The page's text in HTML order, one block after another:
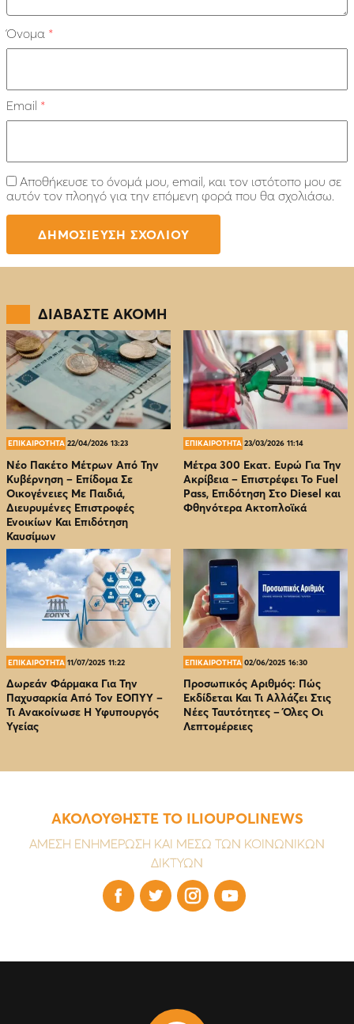
Όνομα *
Email *
Αποθήκευσε το όνομά μου, email, και τον ιστότοπο μου σε
αυτόν τον πλοηγό για την επόμενη φορά που θα σχολιάσω.
ΔΙΑΒΑΣΤΕ ΑΚΟΜΗ
ΕΠΙΚΑΙΡΟΤΗΤΑ 22/04/2026 13:23
Νέο Πακέτο Μέτρων Από Την
Κυβέρνηση – Επίδομα Σε
Οικογένειες Με Παιδιά,
Διευρυμένες Επιστροφές
Ενοικίων Και Επιδότηση
Καυσίμων
ΕΠΙΚΑΙΡΟΤΗΤΑ 23/03/2026 11:14
Μέτρα 300 Εκατ. Ευρώ Για Την
Ακρίβεια – Επιστρέφει Το Fuel
Pass, Επιδότηση Στο Diesel και
Φθηνότερα Ακτοπλοϊκά
ΕΠΙΚΑΙΡΟΤΗΤΑ 11/07/2025 11:22
Δωρεάν Φάρμακα Για Την
Παχυσαρκία Από Τον EOΠΥΥ –
Τι Ανακοίνωσε Η Υφυπουργός
Υγείας
ΕΠΙΚΑΙΡΟΤΗΤΑ 02/06/2025 16:30
Προσωπικός Αριθμός: Πώς
Εκδίδεται Και Τι Αλλάζει Στις
Νέες Ταυτότητες – Όλες Οι
Λεπτομέρειες
ΑΚΟΛΟΥΘΗΣΤΕ ΤΟ ILIOUPOLINEWS
ΑΜΕΣΗ ΕΝΗΜΕΡΩΣΗ ΚΑΙ ΜΕΣΩ ΤΩΝ ΚΟΙΝΩΝΙΚΩΝ
ΔΙΚΤΥΩΝ
   